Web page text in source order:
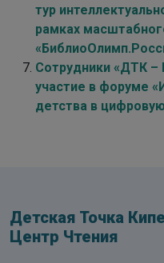
тур
рамках
Сотрудники «ДТК –
участие в форуме
детства в
Детская Точка
Центр Чтения